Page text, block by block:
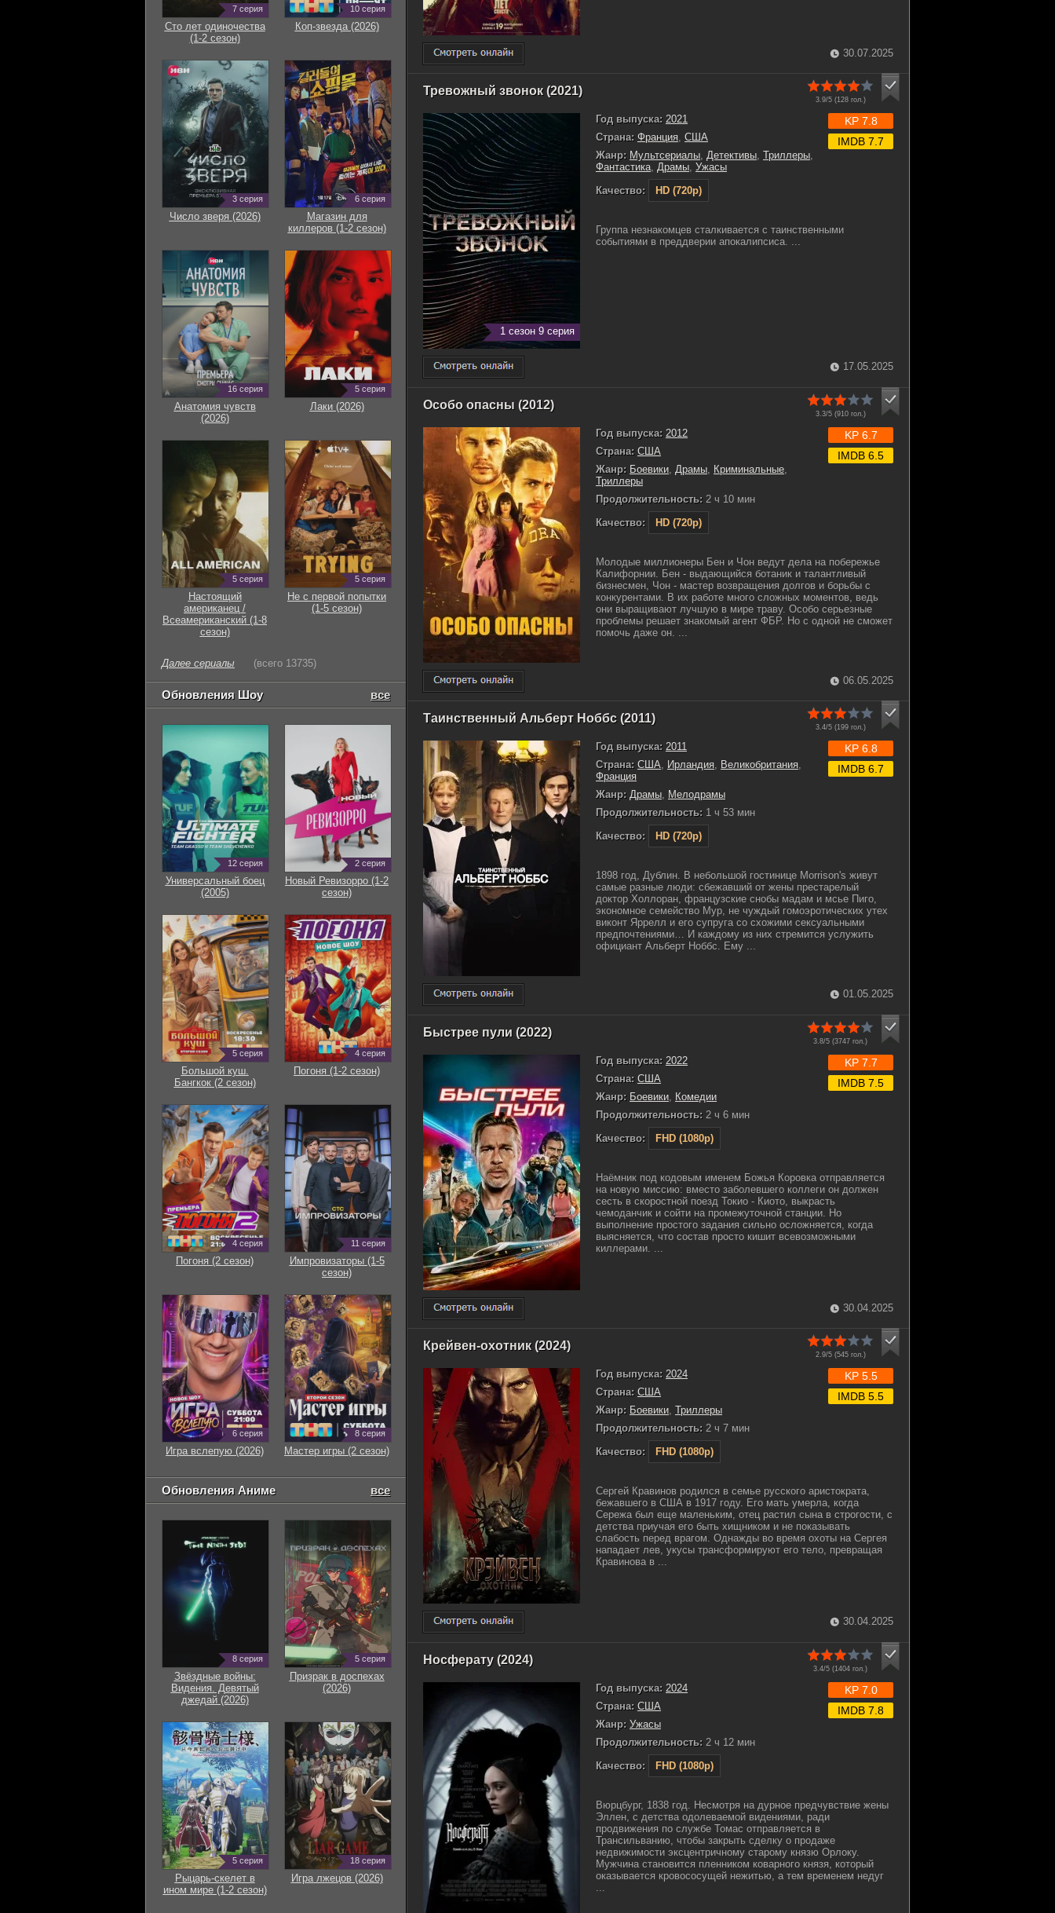
30.07.2025
Тревожный звонок (2021)
3.9/5 (128гол.)
1 сезон 9 серия
Год выпуска: 2021
Страна: Франция, США
Жанр: Мультсериалы, Детективы, Триллеры,
Фантастика, Драмы, Ужасы
Качество:
HD (720p)
KP 7.8
IMDB 7.7
Группа незнакомцев сталкивается с таинственными
событиями в преддверии апокалипсиса. ...
17.05.2025
Особо опасны (2012)
3.3/5 (910гол.)
Год выпуска: 2012
Страна: США
Жанр: Боевики Драмы Криминальные
Триллеры
Продолжительность: 2 ч 10 мин
Качество:
HD (720p)
KP 6.7
IMDB 6.5
Молодые миллионеры Бен и Чон ведут дела на побережье
Калифорнии. Бен - выдающийся ботаник и талантливый
бизнесмен, Чон - мастер возвращения долгов и борьбы с
конкурентами. В их работе много сложных моментов, ведь
они выращивают лучшую в мире траву. Особо серьезные
проблемы решает знакомый агент ФБР. Но с одной не сможет
помочь даже он. ...
06.05.2025
Таинственный Альберт Ноббс (2011)
3.4/5 (199гол.)
Год выпуска: 2011
Страна: США, Ирландия, Великобритания,
Франция
Жанр: Драмы, Мелодрамы
Продолжительность: 1 ч 53 мин
Качество:
HD (720p)
KP 6.8
IMDB 6.7
1898 год, Дублин. В небольшой гостинице Morrison's живут
самые разные люди: сбежавший от жены престарелый
доктор Холлоран, французские снобы мадам и мсье Пиго,
экономное семейство Мур, не чуждый гомоэротических утех
виконт Яррелл и его супруга со схожими сексуальными
предпочтениями… И каждому из них стремится услужить
официант Альберт Ноббс. Ему ...
01.05.2025
Быстрее пули (2022)
3.8/5 (3747 гол.)
Год выпуска: 2022
Страна: США
Жанр: Боевики Комедии
Продолжительность: 2 ч 6 мин
Качество:
FHD (1080p)
KP 7.7
IMDB 7.5
Наёмник под кодовым именем Божья Коровка отправляется
на новую миссию: вместо заболевшего коллеги он должен
сесть в скоростной поезд Токио - Киото, выкрасть
чемоданчик и сойти на промежуточной станции. Но
выполнение простого задания сильно осложняется, когда
выясняется, что состав просто кишит всевозможными
киллерами. ...
30.04.2025
Крейвен-охотник (2024)
2.9/5 (545гол.)
Год выпуска: 2024
Страна: США
Жанр: Боевики, Триллеры
Продолжительность: 2 ч 7 мин
Качество:
FHD (1080p)
KP 5.5
IMDB 5.5
Сергей Кравинов родился в семье русского аристократа,
бежавшего в США в 1917 году. Его мать умерла, когда
Сережа был еще маленьким, отец растил сына в строгости, с
детства приучая его быть хищником и не показывать
слабость перед врагом. Однажды во время охоты на Сергея
нападает лев, укусы трансформируют его тело, превращая
Кравинова в ...
30.04.2025
Носферату (2024)
3.4/5 (1404 гол.)
Год выпуска: 2024
Страна: США
Жанр: Ужасы
Продолжительность: 2 ч 12 мин
Качество:
FHD (1080p)
KP 7.0
IMDB 7.8
Вюрцбург, 1838 год. Несмотря на дурное предчувствие жены
Эллен, с детства одолеваемой видениями, ради
продвижения по службе Томас отправляется в
Трансильванию, чтобы закрыть сделку о продаже
недвижимости эксцентричному старому князю Орлоку.
Мужчина становится пленником коварного князя, который
оказывается кровососущей нежитью, а тем временем недуг
7 серия
Сто лет одиночества
(1-2 сезон)
10 серия
Коп-звезда (2026)
3 серия
Число зверя (2026)
6 серия
Магазин для
киллеров (1-2 сезон)
16 серия
Анатомия чувств
(2026)
5 серия
Лаки (2026)
5 серия
Настоящий
американец /
Всеамериканский (1-8
сезон)
5 серия
Не с первой попытки
(1-5 сезон)
Далее сериалы (всего 13735)
Обновления Шоу все
12 серия
Универсальный боец
(2005)
2 серия
Новый Ревизорро (1-2
сезон)
5 серия
Большой куш.
Бангкок (2 сезон)
4 серия
Погоня (1-2 сезон)
4 серия
Погоня (2 сезон)
11 серия
Импровизаторы (1-5
сезон)
6 серия
Игра вслепую (2026)
8 серия
Мастер игры (2 сезон)
Обновления Аниме все
8 серия
Звёздные войны:
Видения. Девятый
джедай (2026)
5 серия
Призрак в доспехах
(2026)
5 серия
Рыцарь-скелет в
ином мире (1-2 сезон)
18 серия
Игра лжецов (2026)